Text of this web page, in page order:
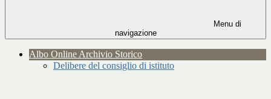
Menu di
navigazione
Albo Online Archivio Storico
Delibere del consiglio di istituto